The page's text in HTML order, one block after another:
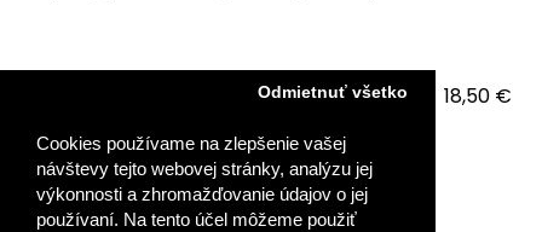
Cookies používame na zlepšenie vašej
návštevy tejto webovej stránky, analýzu jej
výkonnosti a zhromažďovanie údajov o jej
používaní. Na tento účel môžeme použiť
Odmietnuť všetko 18,50 €
VLOŽIŤ DO KOŠÍKA
PRIDAŤ DO OBĽÚBENÝCH